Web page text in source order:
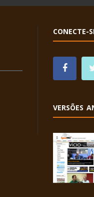
CONECTE-
VERSÕES